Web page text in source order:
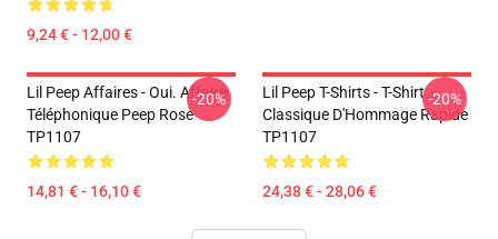
9,24 € - 12,00 €
Lil Peep Affaires - Oui. Affaire
Téléphonique Peep Rose
TP1107
14,81 € - 16,10 €
-20%
Lil Peep T-Shirts - T-Shirt
Classique D'Hommage Rapide
TP1107
24,38 € - 28,06 €
-20%